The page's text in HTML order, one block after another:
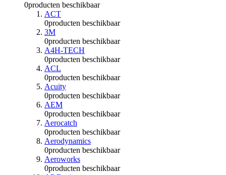
0producten beschikbaar
ACT
0producten beschikbaar
3M
0producten beschikbaar
A4H-TECH
0producten beschikbaar
ACL
0producten beschikbaar
Acuity
0producten beschikbaar
AEM
0producten beschikbaar
Aerocatch
0producten beschikbaar
Aerodynamics
0producten beschikbaar
Aeroworks
0producten beschikbaar